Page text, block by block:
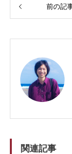
前の記
関連記事